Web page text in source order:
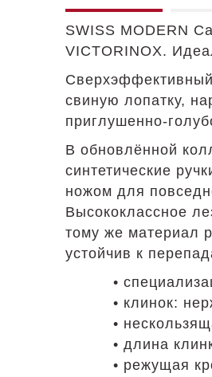
SWISS MODERN
VICTORINOX.
свиную лопатку,
приглушенно-
В обновлённой
синтетические
ножом для
Высококлассное
тому же материал
устойчив к
•
• клинок:
•
• длина
• режущая